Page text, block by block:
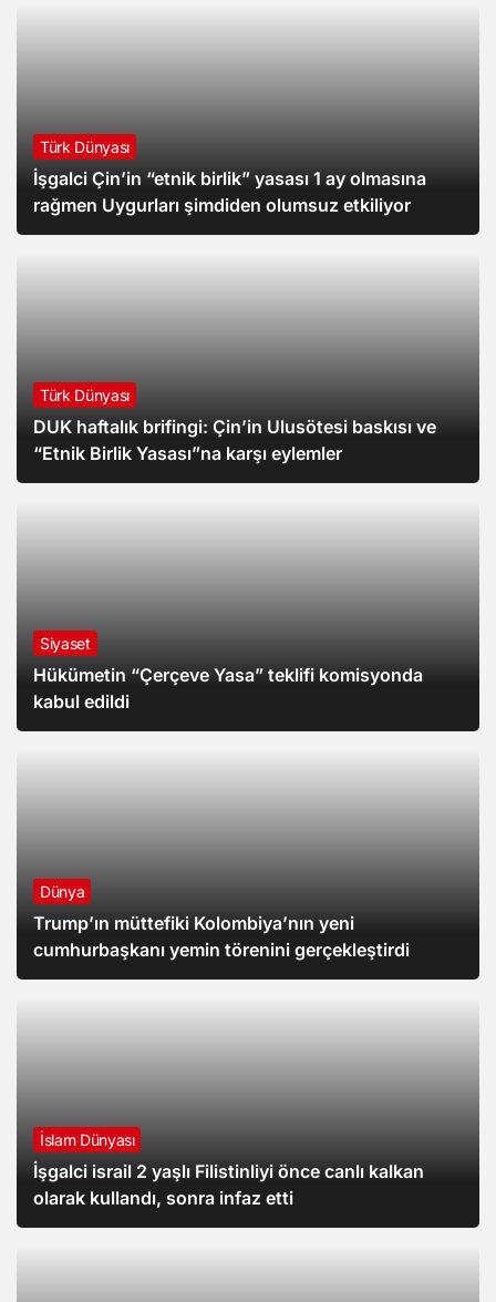
Türk Dünyası
İşgalci Çin’in “etnik birlik” yasası 1 ay olmasına
rağmen Uygurları şimdiden olumsuz etkiliyor
Türk Dünyası
DUK haftalık brifingi: Çin’in Ulusötesi baskısı ve
“Etnik Birlik Yasası”na karşı eylemler
Siyaset
Hükümetin “Çerçeve Yasa” teklifi komisyonda
kabul edildi
Dünya
Trump’ın müttefiki Kolombiya’nın yeni
cumhurbaşkanı yemin törenini gerçekleştirdi
İslam Dünyası
İşgalci israil 2 yaşlı Filistinliyi önce canlı kalkan
olarak kullandı, sonra infaz etti